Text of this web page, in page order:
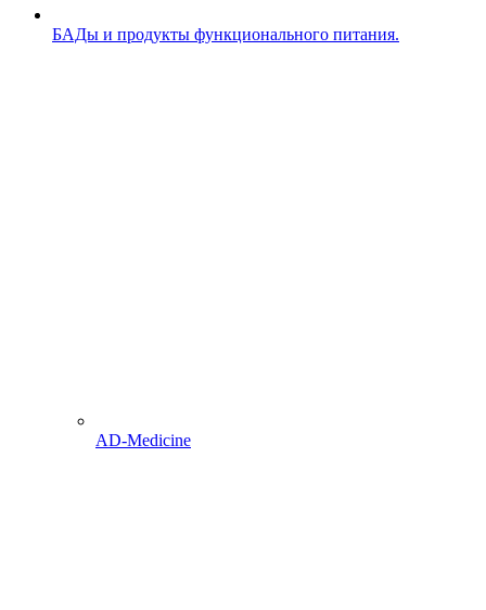
БАДы и продукты функционального питания.
AD-Medicine